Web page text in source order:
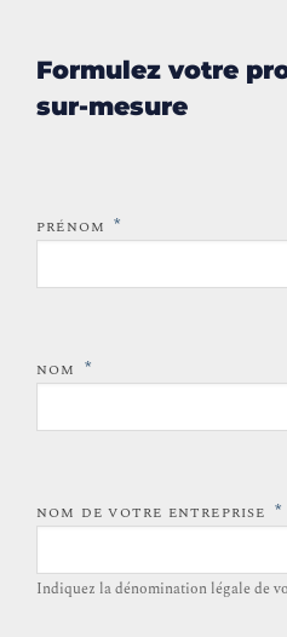
Formulez votre
sur-mesure
PRÉNOM *
NOM *
NOM DE VOTRE ENTREPRISE *
Indiquez la dénomination légale de